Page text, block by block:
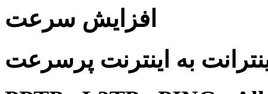
افزایش سرعت
به اینترنت پرسرعت